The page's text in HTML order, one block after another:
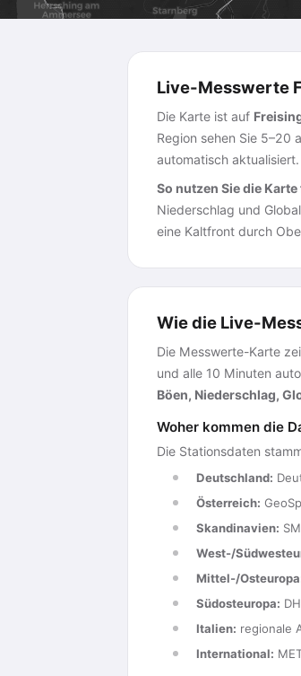
Live-Messwerte
Die Karte ist auf
Region sehen Sie 5–20
automatisch aktualisiert.
So nutzen Sie die
Niederschlag und
eine Kaltfront durch
Wie die Live-
Die Messwerte-Karte
und alle 10 Minuten
Böen, Niederschlag,
Woher kommen die
Die Stationsdaten
Deutschland:
Österreich:
Skandinavien:
West-/
Mittel-/
Südosteuropa:
Italien: regionale
International: